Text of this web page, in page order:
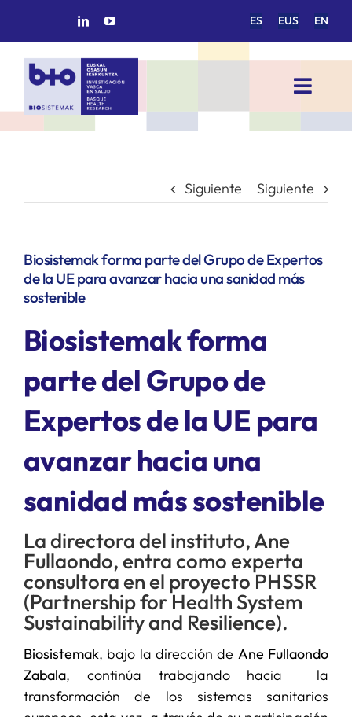
ES EUS EN
Toggle
INICIO
GRUPOS DE INVESTIGACIÓN
PROYECTOS/COLABORACIONES
SERVICIOS
NOTICIAS
Siguiente Siguiente
Biosistemak forma parte del Grupo de Expertos
de la UE para avanzar hacia una sanidad más
sostenible
Biosistemak forma
parte del Grupo de
Expertos de la UE para
avanzar hacia una
sanidad más sostenible
La directora del instituto, Ane
Fullaondo, entra como experta
consultora en el proyecto PHSSR
(Partnership for Health System
Sustainability and Resilience).
Biosistemak, bajo la dirección de Ane Fullaondo
Zabala, continúa trabajando hacia la
transformación de los sistemas sanitarios